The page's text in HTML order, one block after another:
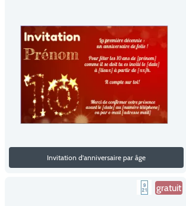
Invitation d'anniversaire par âge
gratuit